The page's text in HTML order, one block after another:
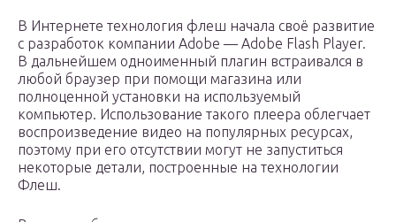
В Интернете технология флеш начала своё развитие
с разработок компании Adobe — Adobe Flash Player.
В дальнейшем одноименный плагин встраивался в
любой браузер при помощи магазина или
полноценной установки на используемый
компьютер. Использование такого плеера облегчает
воспроизведение видео на популярных ресурсах,
поэтому при его отсутствии могут не запуститься
некоторые детали, построенные на технологии
Флеш.